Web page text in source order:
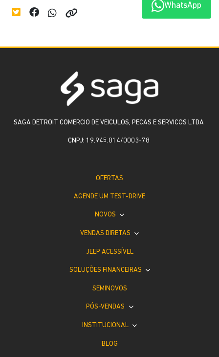
WhatsApp
SAGA DETROIT COMERCIO DE VEICULOS, PECAS E SERVICOS LTDA
CNPJ: 19.945.014/0003-78
OFERTAS
AGENDE UM TEST-DRIVE
NOVOS
VENDAS DIRETAS
JEEP ACESSÍVEL
SOLUÇÕES FINANCEIRAS
SEMINOVOS
PÓS-VENDAS
INSTITUCIONAL
BLOG